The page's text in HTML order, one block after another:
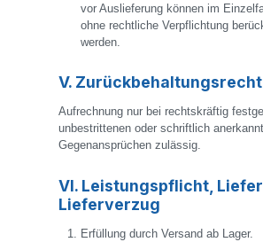
vor Auslieferung können im
ohne rechtliche Verpflichtung
werden.
V. Zurückbehaltungsrecht
Aufrechnung nur bei rechtskräftig
unbestrittenen oder schriftlich
Gegenansprüchen zulässig.
VI. Leistungspflicht,
Lieferverzug
Erfüllung durch Versand ab Lager.